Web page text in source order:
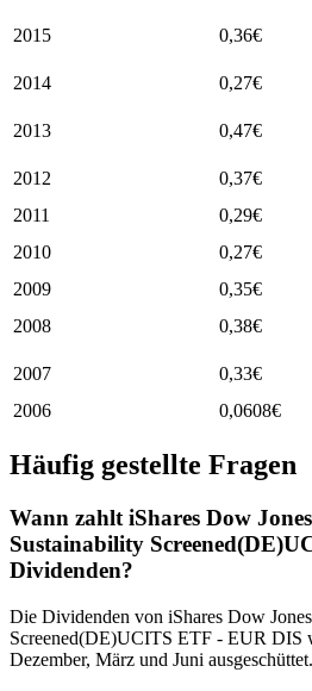
2015 0,36€
2014 0,27€
2013 0,47€
2012 0,37€
2011
0,29€
2010
0,27€
2009
0,35€
2008
0,38€
2007 0,33€
2006
0,0608€
Häufig gestellte Fragen
Wann zahlt iShares Dow
Sustainability
Dividenden?
Die Dividenden von iShares Dow
Screened(DE)UCITS ETF - EUR DIS
Dezember, März und Juni ausgeschüttet.